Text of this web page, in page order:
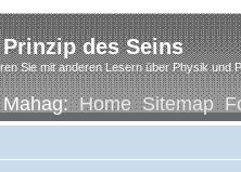
Prinzip des Seins
Sie mit anderen Lesern über Physik und
Mahag:Home Sitemap